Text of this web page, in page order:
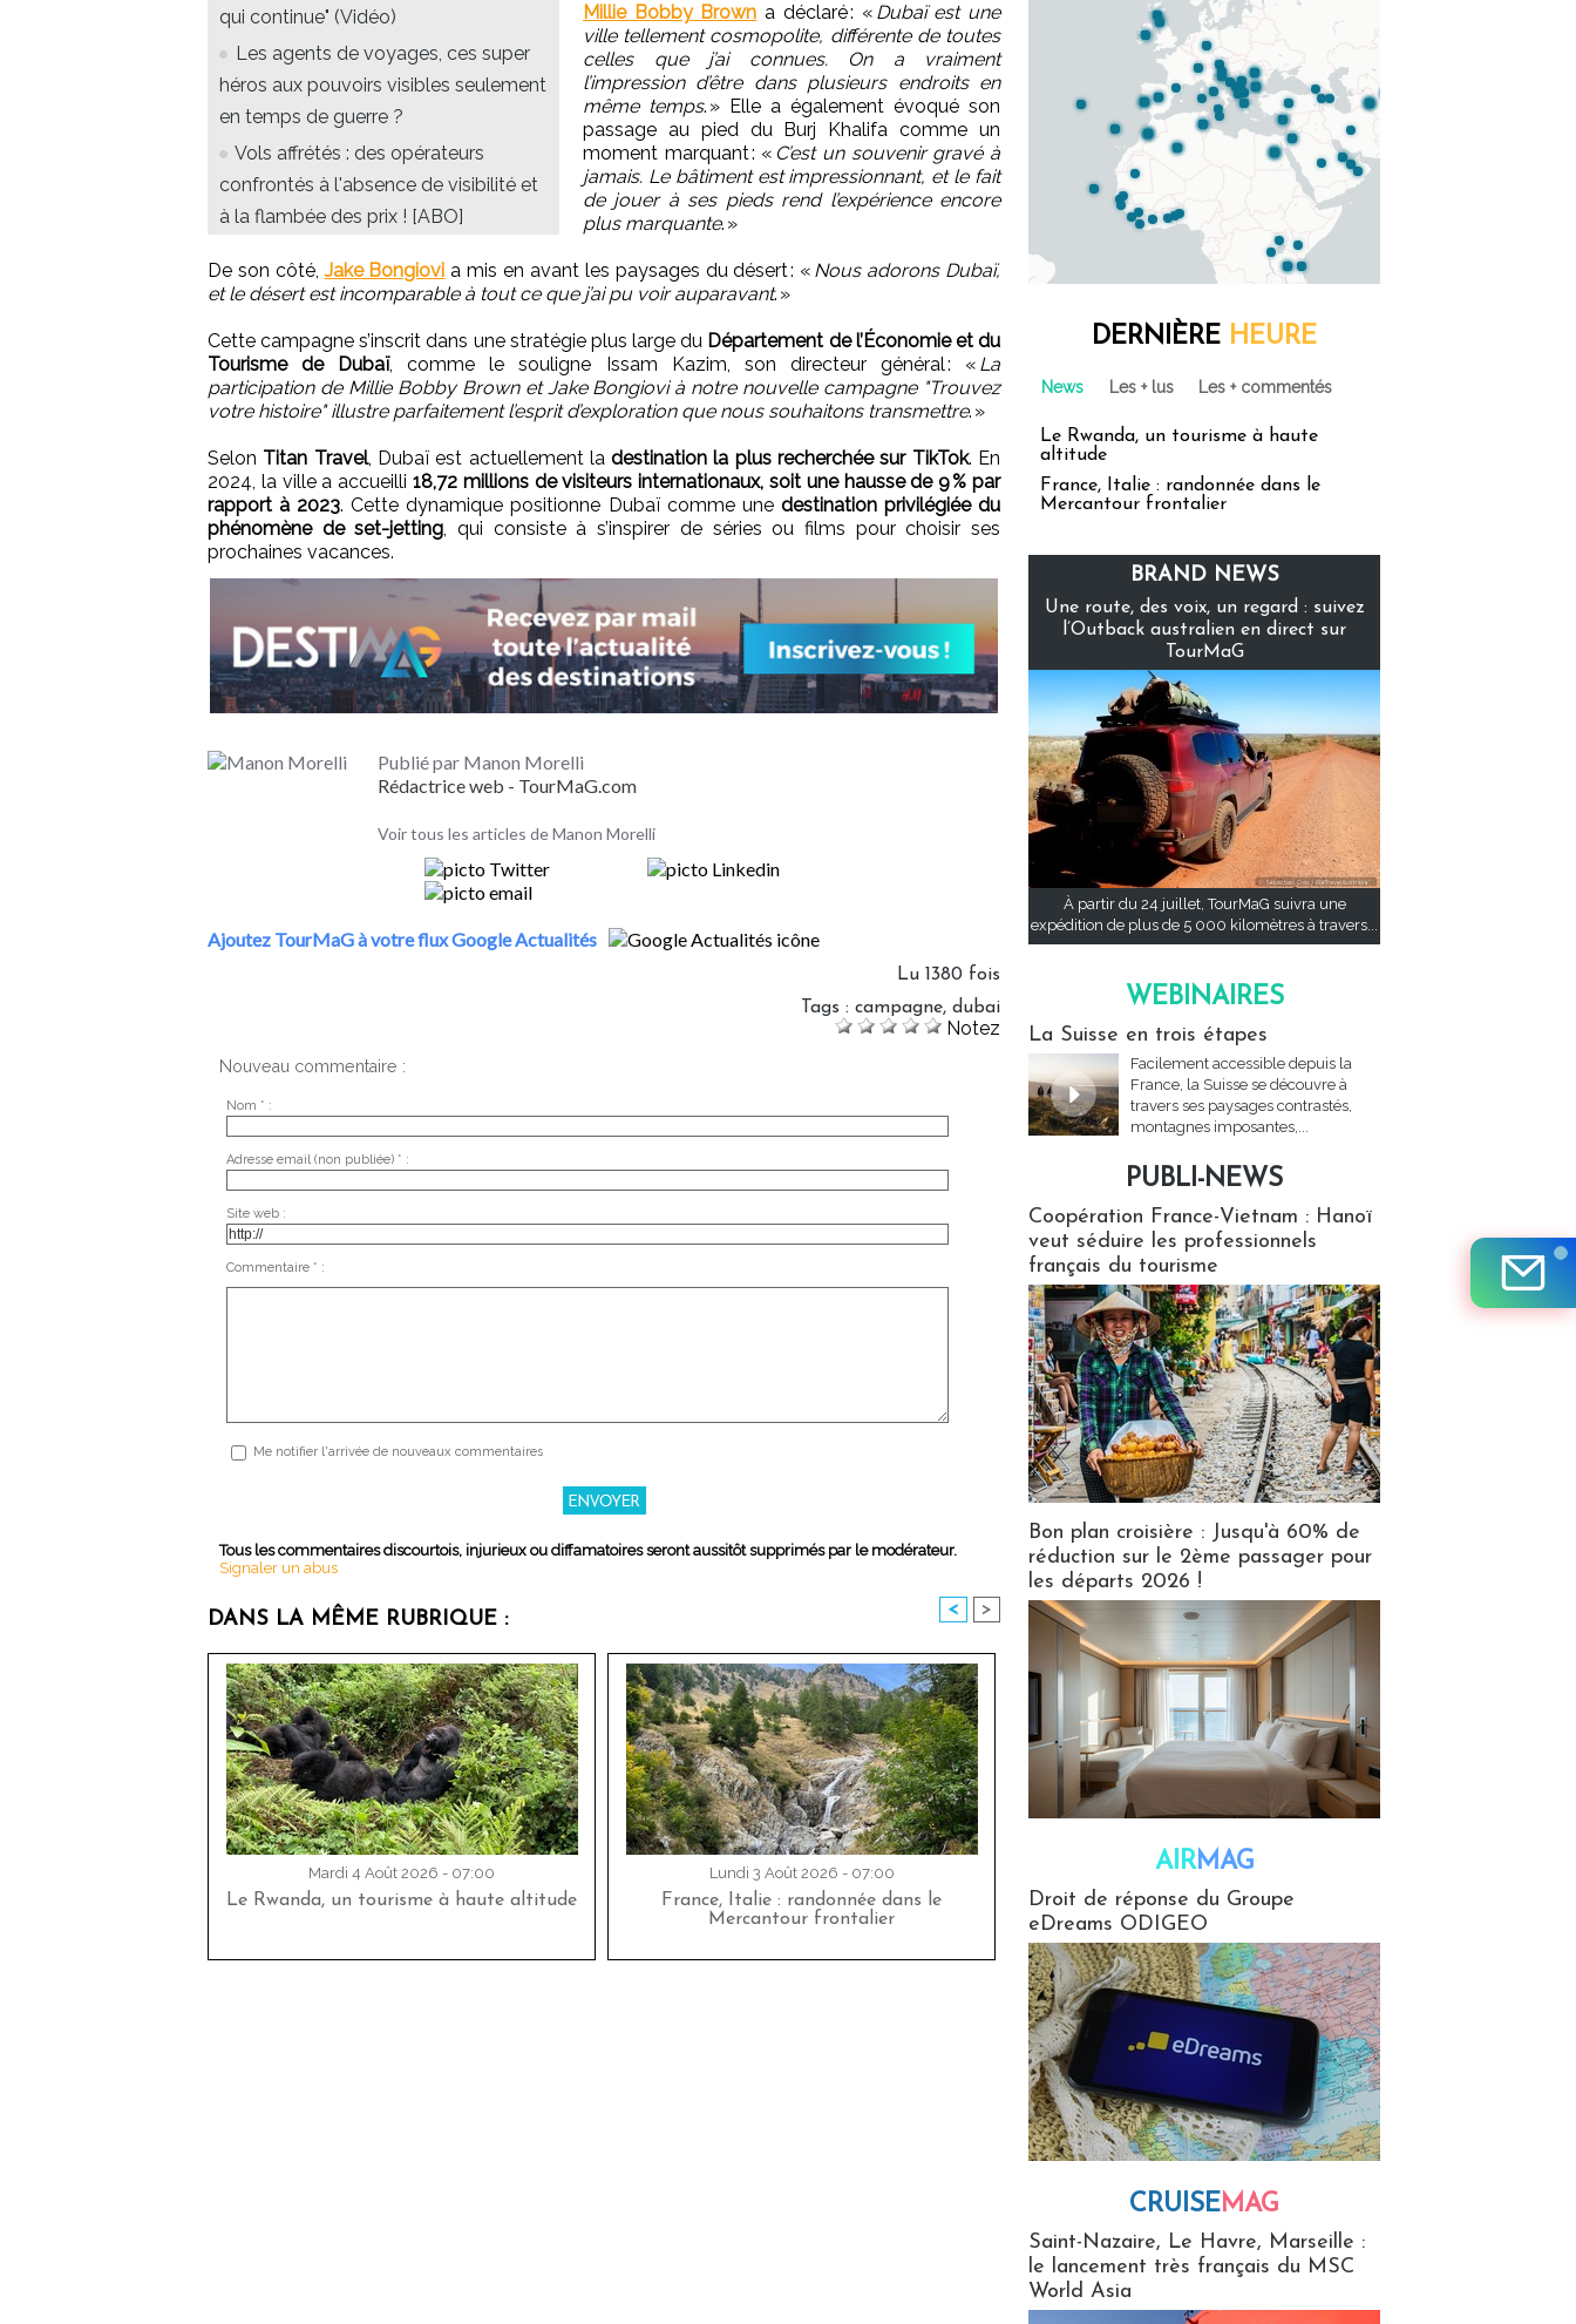
qui continue" (Vidéo)
Les agents de voyages, ces super
héros aux pouvoirs visibles seulement
en temps de guerre ?
Vols affrétés : des opérateurs
confrontés à l'absence de visibilité et
à la flambée des prix ! [ABO]
Millie Bobby Brown a déclaré : « Dubaï est une
ville tellement cosmopolite, différente de toutes
celles que j’ai connues. On a vraiment
l’impression d’être dans plusieurs endroits en
même temps. » Elle a également évoqué son
passage au pied du Burj Khalifa comme un
moment marquant : « C’est un souvenir gravé à
jamais. Le bâtiment est impressionnant, et le fait
de jouer à ses pieds rend l’expérience encore
plus marquante. »
De son côté, Jake Bongiovi a mis en avant les paysages du désert : « Nous adorons Dubaï,
et le désert est incomparable à tout ce que j’ai pu voir auparavant. »
Cette campagne s’inscrit dans une stratégie plus large du Département de l’Économie et du
Tourisme de Dubaï, comme le souligne Issam Kazim, son directeur général : « La
participation de Millie Bobby Brown et Jake Bongiovi à notre nouvelle campagne "Trouvez
votre histoire" illustre parfaitement l’esprit d’exploration que nous souhaitons transmettre. »
Selon Titan Travel, Dubaï est actuellement ladestination la plus recherchée sur TikTok. En
2024, la ville a accueilli 18,72 millions de visiteurs internationaux, soit une hausse de 9 % par
rapport à 2023. Cette dynamique positionne Dubaï comme une destination privilégiée du
phénomène de set-jetting, qui consiste à s’inspirer de séries ou films pour choisir ses
prochaines vacances.
Publié par Manon Morelli
Rédactrice web - TourMaG.com
Voir tous les articles de Manon Morelli
Ajoutez TourMaG à votre flux Google Actualités
Lu 1380 fois
Tags : campagne, dubai
Notez
Nouveau commentaire :
Nom * :
Adresse email (non publiée) * :
Site web :
Commentaire * :
Me notifier l'arrivée de nouveaux commentaires
Tous les commentaires discourtois, injurieux ou diffamatoires seront aussitôt supprimés par le modérateur.
Signaler un abus
DANS LA MÊME RUBRIQUE : < >
Mardi 4 Août 2026 - 07:00
Le Rwanda, un tourisme à haute altitude
Lundi 3 Août 2026 - 07:00
France, Italie : randonnée dans le
Mercantour frontalier
DERNIÈRE HEURE
News Les + lus Les + commentés
Le Rwanda, un tourisme à haute
altitude
France, Italie : randonnée dans le
Mercantour frontalier
BRAND NEWS
Une route, des voix, un regard : suivez
l’Outback australien en direct sur
TourMaG
À partir du 24 juillet, TourMaG suivra une
expédition de plus de 5 000 kilomètres à travers...
WEBINAIRES
La Suisse en trois étapes
Facilement accessible depuis la
France, la Suisse se découvre à
travers ses paysages contrastés,
montagnes imposantes,...
PUBLI-NEWS
Coopération France-Vietnam : Hanoï
veut séduire les professionnels
français du tourisme
Bon plan croisière : Jusqu'à 60% de
réduction sur le 2ème passager pour
les départs 2026 !
AIRMAG
Droit de réponse du Groupe
eDreams ODIGEO
CRUISEMAG
Saint-Nazaire, Le Havre, Marseille :
le lancement très français du MSC
World Asia